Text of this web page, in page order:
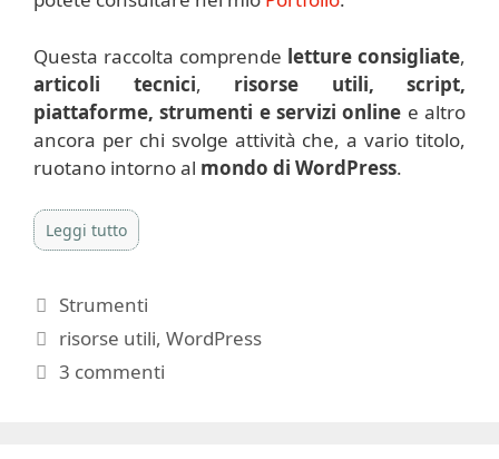
Questa raccolta comprende letture consigliate,
articoli tecnici, risorse
utili, script,
piattaforme, strumenti e servizi online e altro
ancora per chi svolge attività che, a vario titolo,
ruotano intorno al mondo di WordPress.
Leggi tutto
Categorie
Strumenti
Tag
risorse utili,WordPress
3 commenti